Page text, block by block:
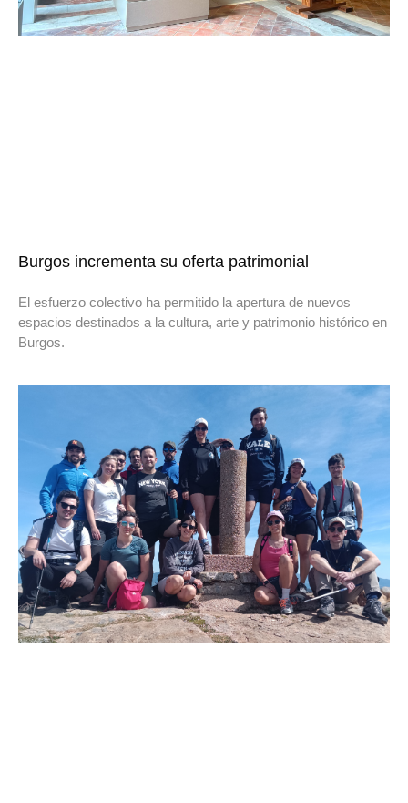
Burgos incrementa su oferta patrimonial
El esfuerzo colectivo ha permitido la apertura de nuevos
espacios destinados a la cultura, arte y patrimonio histórico en
Burgos.